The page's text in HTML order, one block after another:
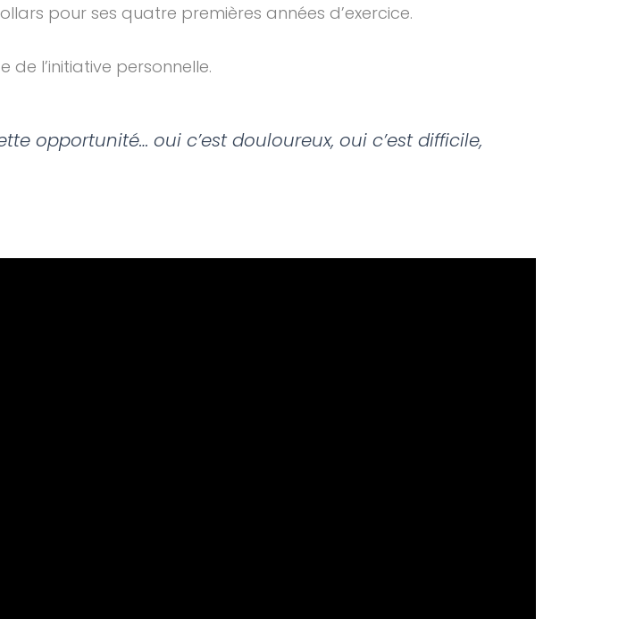
pour ses quatre premières années d’exercice.
de l’initiative personnelle.
opportunité… oui c’est douloureux, oui c’est difficile,